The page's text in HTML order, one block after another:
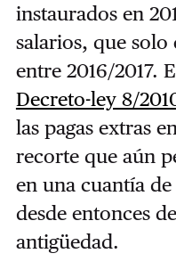
instaurados en
salarios, que
entre 2016/2017.
Decreto-ley 8/
las pagas extras
recorte que aún
en una cuantía de
desde entonces
antigüedad.